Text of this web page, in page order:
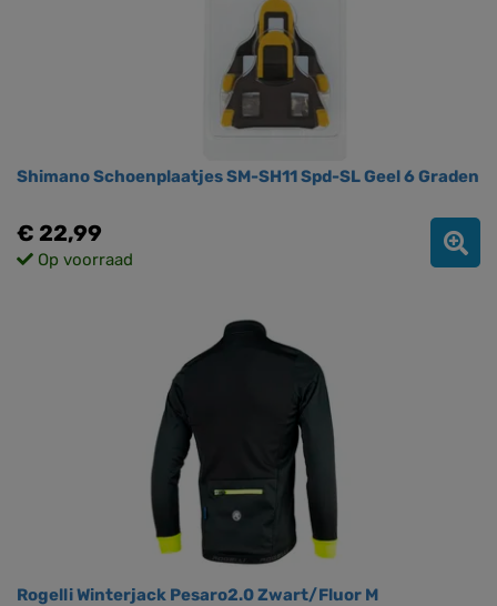
Shimano Schoenplaatjes SM-SH11 Spd-SL Geel 6 Graden
€ 22,99
Op voorraad
Rogelli Winterjack Pesaro2.0 Zwart/Fluor M